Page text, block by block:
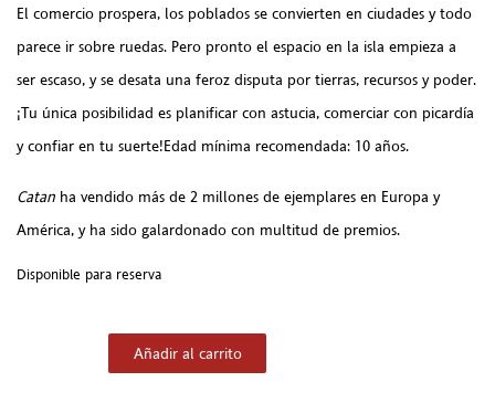
El comercio prospera, los poblados se convierten en ciudades y todo
parece ir sobre ruedas. Pero pronto el espacio en la isla empieza a
ser escaso, y se desata una feroz disputa por tierras, recursos y poder.
¡Tu única posibilidad es planificar con astucia, comerciar con picardía
y confiar en tu suerte!Edad mínima recomendada: 10 años.
Catan ha vendido más de 2 millones de ejemplares en Europa y
América, y ha sido galardonado con multitud de premios.
Disponible para reserva
Añadir al carrito